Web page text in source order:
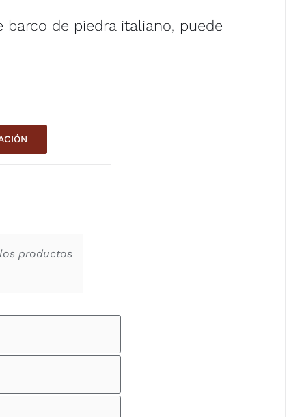
de piedra italiano, puede
productos